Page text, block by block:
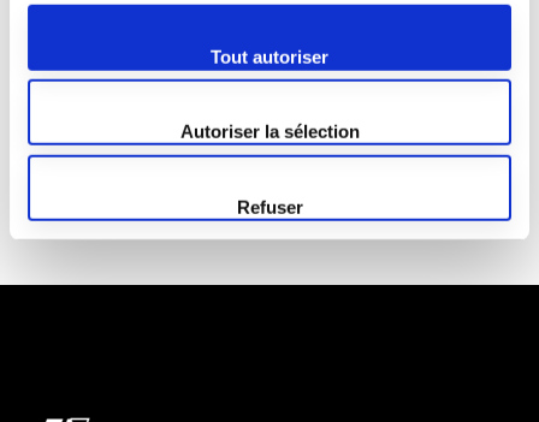
Tout autoriser
Autoriser la sélection
Refuser
MDS – La
Rochefoucauld